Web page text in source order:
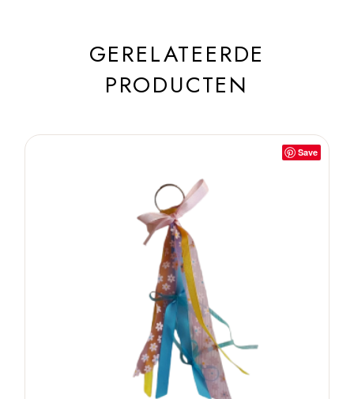
GERELATEERDE
PRODUCTEN
Save